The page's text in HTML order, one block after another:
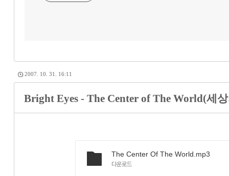
2007. 10. 31. 16:11
Bright Eyes - The Center of The World(세
The Center Of The World.mp3
다운로드